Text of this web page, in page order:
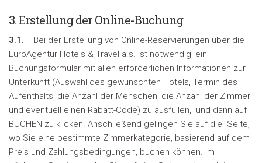
3. Erstellung der Online-Buchung
3.1. Bei der Erstellung von Online-Reservierungen über die
EuroAgentur Hotels & Travel a.s. ist notwendig, ein
Buchungsformular mit allen erforderlichen Informationen zur
Unterkunft (Auswahl des gewünschten Hotels, Termin des
Aufenthalts, die Anzahl der Menschen, die Anzahl der Zimmer
und eventuell einen Rabatt-Code) zu ausfüllen, und dann auf
BUCHEN zu klicken. Anschließend gelingen Sie auf die Seite,
wo Sie eine bestimmte Zimmerkategorie, basierend auf dem
Preis und Zahlungsbedingungen, buchen können. Im